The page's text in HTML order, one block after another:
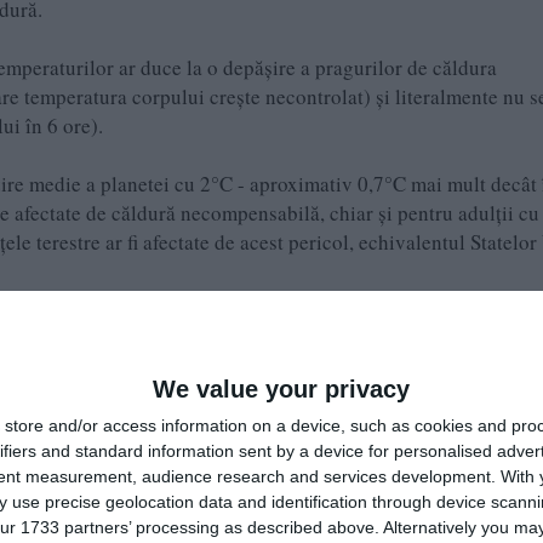
We value your privacy
store and/or access information on a device, such as cookies and
and standard information sent by a device for personalised
measurement, audience research and services development. With
use precise geolocation data and identification through device
1733 partners’ processing as described above. Alternatively you
ar duce la o depășire a pragurilor de căldura
temperatura corpului crește necontrolat) și literalmente nu
în 6 ore).
medie a planetei cu 2°C - aproximativ 0,7°C mai mult decât
de căldură necompensabilă, chiar și pentru adulții cu
terestre ar fi afectate de acest pericol, echivalentul Statelor
deja riscului', cum ar fi subcontinentul indian sau Peninsula